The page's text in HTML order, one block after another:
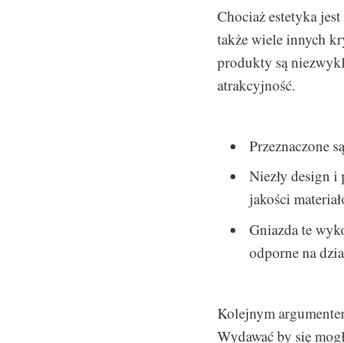
Chociaż estetyka
także wiele innych
produkty są
atrakcyjność.
Przeznaczone
Niezły design i
jakości
Gniazda te
odporne na
Kolejnym
Wydawać by się